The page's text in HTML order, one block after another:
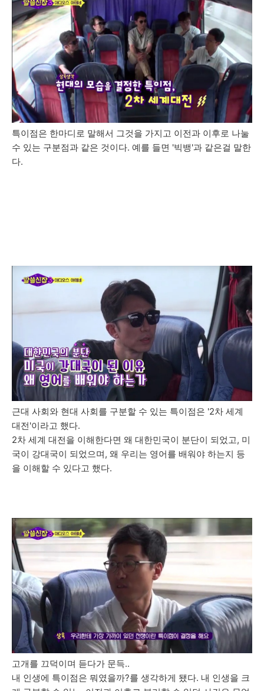
특이점은 한마디로 말해서 그것을 가지고 이전과 이후로 나눌
수 있는 구분점과 같은 것이다. 예를 들면 '빅뱅'과 같은걸 말한
다.
근대 사회와 현대 사회를 구분할 수 있는 특이점은 '2차 세계
대전'이라고 했다.
2차 세계 대전을 이해한다면 왜 대한민국이 분단이 되었고, 미
국이 강대국이 되었으며, 왜 우리는 영어를 배워야 하는지 등
을 이해할 수 있다고 했다.
고개를 끄덕이며 듣다가 문득..
내 인생에 특이점은 뭐였을까?를 생각하게 됐다. 내 인생을 크